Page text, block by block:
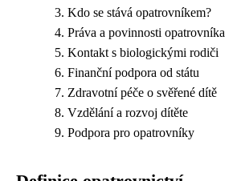
Kdo se stává opatrovníkem?
Práva a povinnosti opatrovníka
Kontakt s biologickými rodiči
Finanční podpora od státu
Zdravotní péče o svěřené dítě
Vzdělání a rozvoj dítěte
Podpora pro opatrovníky